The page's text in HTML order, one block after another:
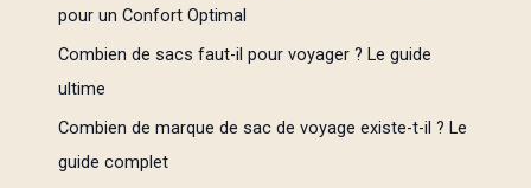
pour un Confort Optimal
Combien de sacs faut-il pour voyager ? Le guide
ultime
Combien de marque de sac de voyage existe-t-il ? Le
guide complet